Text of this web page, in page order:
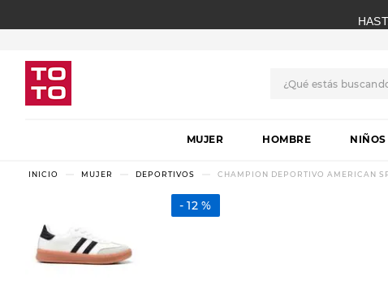
MUJER HOMBRE NIÑOS
MUJER DEPORTIVOS CHAMPION DEPORTIVO AMERICAN
12 %
1.
botas
.
skechers
3.